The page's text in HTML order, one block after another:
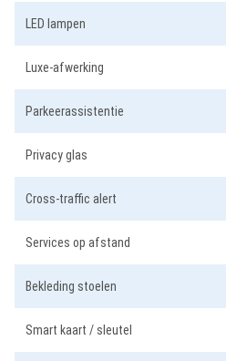
LED lampen
Luxe-afwerking
Parkeerassistentie
Privacy glas
Cross-traffic alert
Services op afstand
Bekleding stoelen
Smart kaart / sleutel